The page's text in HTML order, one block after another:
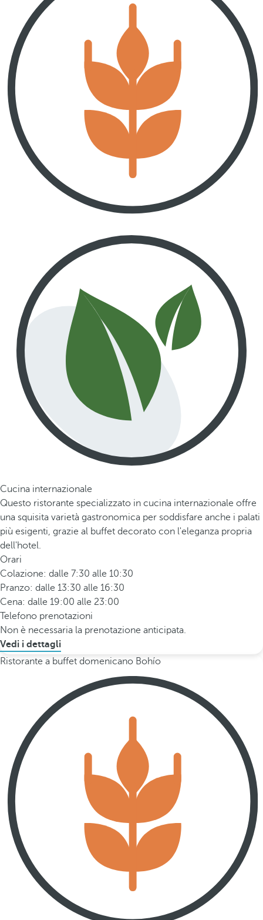
Cucina internazionale
Questo ristorante specializzato in cucina internazionale offre
una squisita varietà gastronomica per soddisfare anche i palati
più esigenti, grazie al buffet decorato con l'eleganza propria
dell'hotel.
Orari
Colazione: dalle 7:30 alle 10:30
Pranzo: dalle 13:30 alle 16:30
Cena: dalle 19:00 alle 23:00
Telefono prenotazioni
Non è necessaria la prenotazione anticipata.
Vedi i dettagli
Ristorante a buffet domenicano Bohío